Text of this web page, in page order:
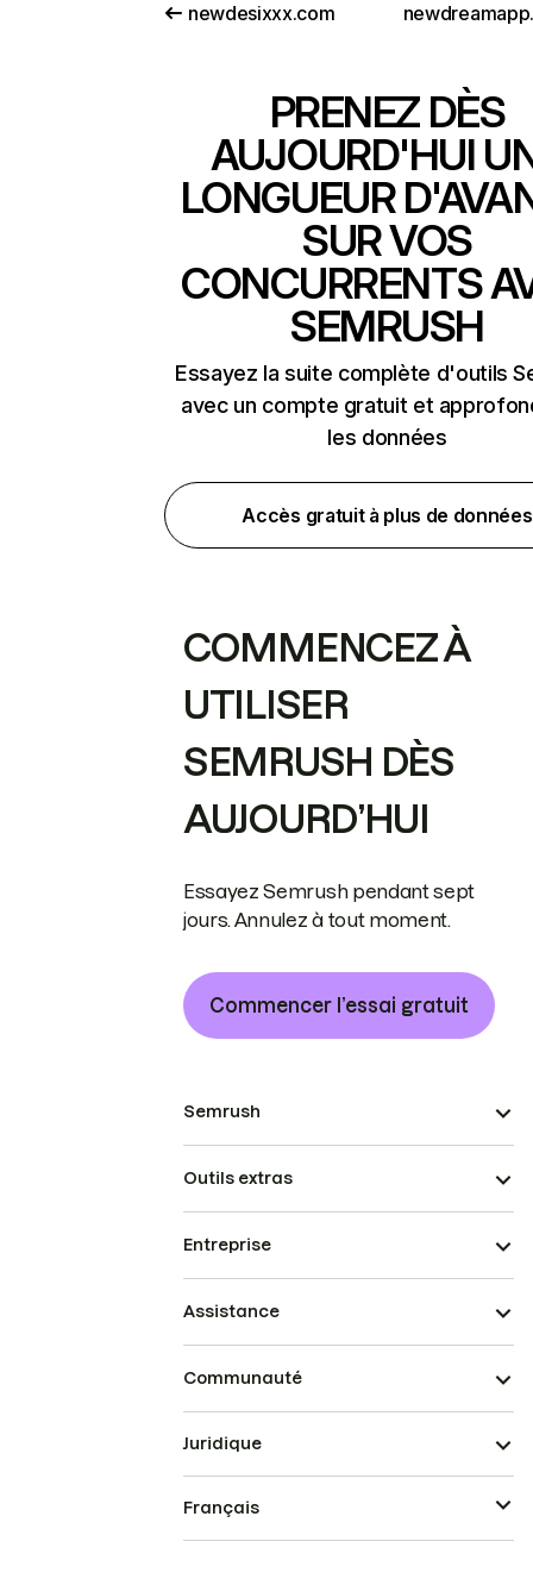
newdesixxx.com
PRENEZ DÈS
AUJOURD'HUI
LONGUEUR
SUR VOS
CONCURRENTS
SEMRUSH
Essayez la suite complète d'outils
avec un compte gratuit et
les données
Accès gratuit à plus de données
COMMENCEZ À
UTILISER
SEMRUSH DÈS
AUJOURD’HUI
Essayez Semrush pendant sept
jours. Annulez à tout moment.
Commencer l’essai gratuit
Semrush
Outils extras
Entreprise
Assistance
Communauté
Juridique
Français